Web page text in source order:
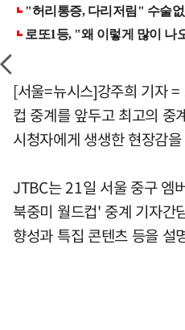
[서울=뉴시스]강주희 기자
컵 중계를 앞두고 최고의 중
시청자에게 생생한 현장감
JTBC는 21일 서울 중구 엠
북중미 월드컵' 중계 기자간
향성과 특집 콘텐츠 등을 설